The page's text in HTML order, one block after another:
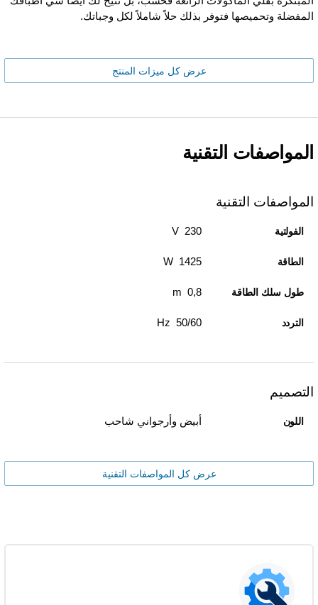
المفضلة وتحميصها فتوفر بذلك حلاً شاملاً لكل وجباتك.
عرض كل ميزات المنتج
المواصفات التقنية
المواصفات التقنية
الفولتية 230 V
الطاقة 1425 W
طول سلك الطاقة 0,8 m
التردد 50/60 Hz
التصميم
اللون أبيض وأرجواني شاحب
عرض كل المواصفات التقنية